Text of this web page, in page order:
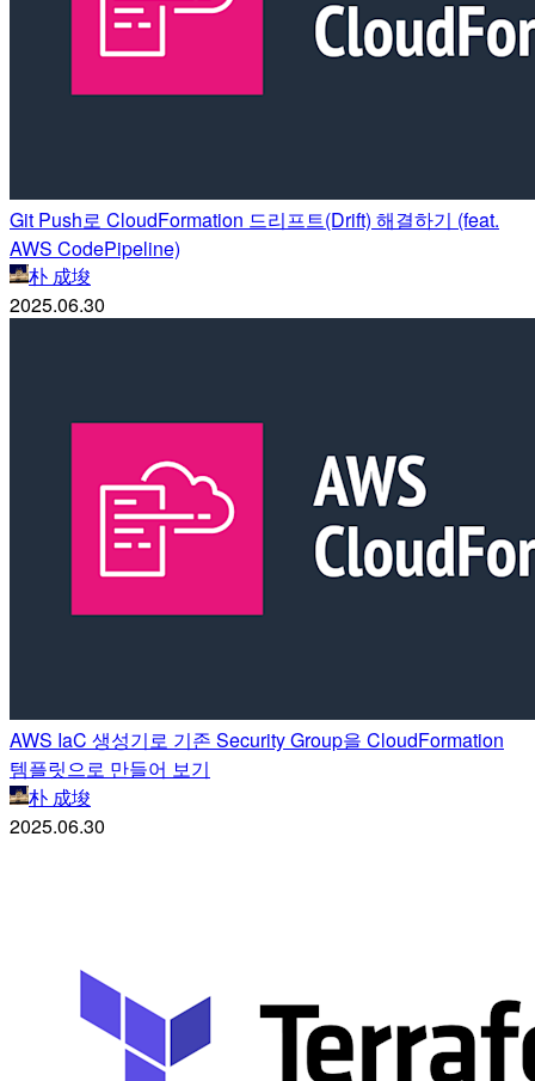
Git Push로 CloudFormation 드리프트(Drift) 해결하기 (feat.
AWS CodePipeline)
朴 成埈
2025.06.30
AWS IaC 생성기로 기존 Security Group을 CloudFormation
템플릿으로 만들어 보기
朴 成埈
2025.06.30